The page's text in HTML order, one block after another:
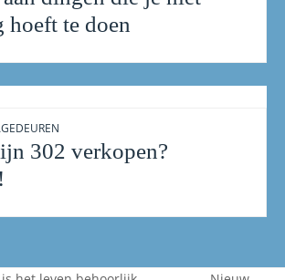
hoeft te doen
302 verkopen?